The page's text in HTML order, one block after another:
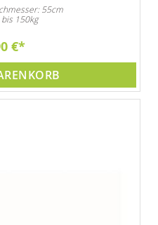
55cm
bis 150kg
€